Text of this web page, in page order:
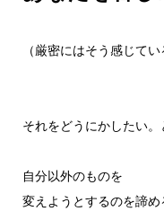
（厳密にはそう感じて
それをどうにかしたい。
自分以外のものを
変えようとするのを諦め